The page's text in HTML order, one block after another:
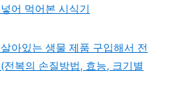
어 먹어본 시식기
아있는 생물 제품 구입해서 전
복의 손질방법, 효능, 크기별